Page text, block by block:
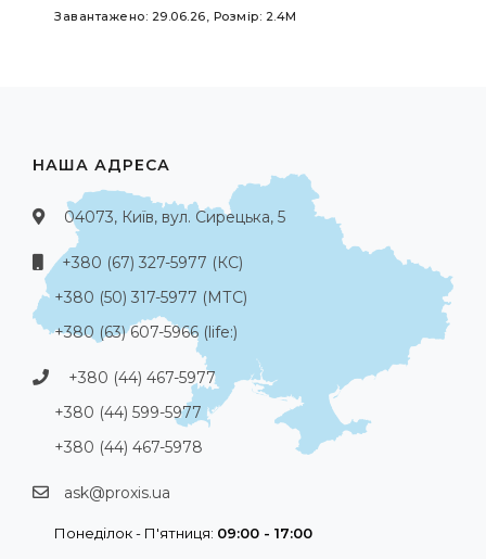
Завантажено: 29.06.26, Розмір: 2.4M
НАША АДРЕСА
04073, Київ, вул. Сирецька, 5
+380 (67) 327-5977 (КС)
+380 (50) 317-5977 (МТС)
+380 (63) 607-5966 (life:)
+380 (44) 467-5977
+380 (44) 599-5977
+380 (44) 467-5978
ask@proxis.ua
Понеділок - П'ятниця: 09:00 - 17:00